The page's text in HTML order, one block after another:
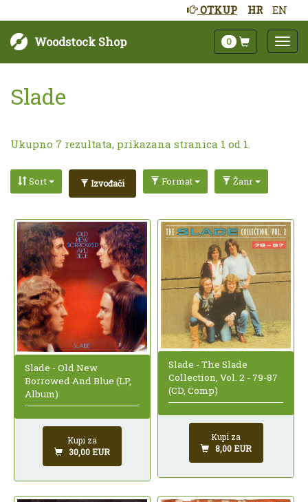
HR EN
OTKUP
Woodstock Shop 0
Slade
Ukupno 7 rezultata, prikazana stranica 1 od 1.
Sort Izvođači Format Žanr
Slade - Old New
Borrowed And Blue (LP,
Album)
Kupi za
30,00 EUR
Slade - The Slade
Collection, Vol. 2 - 79-87
(CD, Comp)
Kupi za
8,00 EUR